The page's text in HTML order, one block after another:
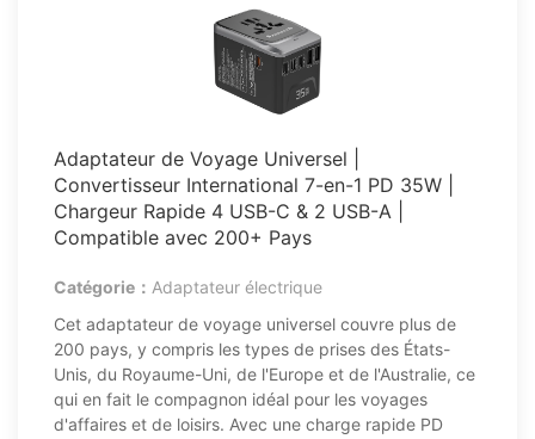
Adaptateur de Voyage Universel |
Convertisseur International 7-en-1 PD 35W |
Chargeur Rapide 4 USB-C & 2 USB-A |
Compatible avec 200+ Pays
Catégorie： Adaptateur électrique
Cet adaptateur de voyage universel couvre plus de
200 pays, y compris les types de prises des États-
Unis, du Royaume-Uni, de l'Europe et de l'Australie, ce
qui en fait le compagnon idéal pour les voyages
d'affaires et de loisirs. Avec une charge rapide PD